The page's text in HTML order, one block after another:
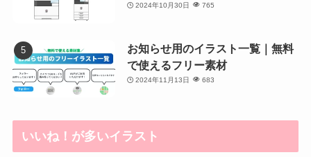
2024年10月30日 765
お知らせ用のイラスト一覧｜無料
で使えるフリー素材
2024年11月13日 683
いいね！が多いイラスト